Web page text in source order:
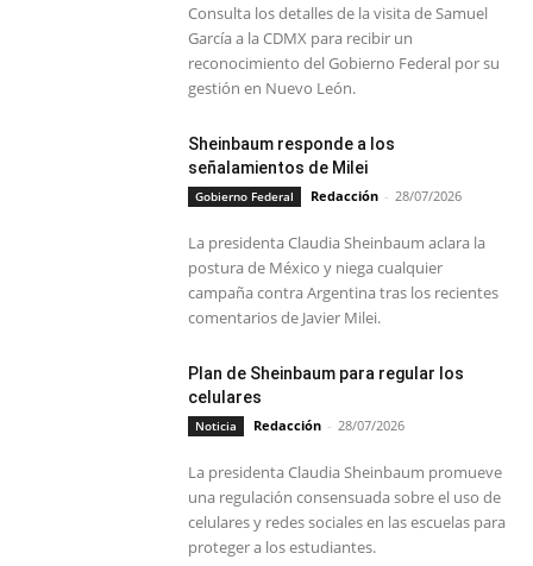
Consulta los detalles de la visita de Samuel
García a la CDMX para recibir un
reconocimiento del Gobierno Federal por su
gestión en Nuevo León.
Sheinbaum responde a los
señalamientos de Milei
Gobierno Federal Redacción - 28/07/2026
La presidenta Claudia Sheinbaum aclara la
postura de México y niega cualquier
campaña contra Argentina tras los recientes
comentarios de Javier Milei.
Plan de Sheinbaum para regular los
celulares
Noticia Redacción - 28/07/2026
La presidenta Claudia Sheinbaum promueve
una regulación consensuada sobre el uso de
celulares y redes sociales en las escuelas para
proteger a los estudiantes.